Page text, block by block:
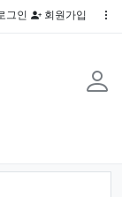
그인 회원가입